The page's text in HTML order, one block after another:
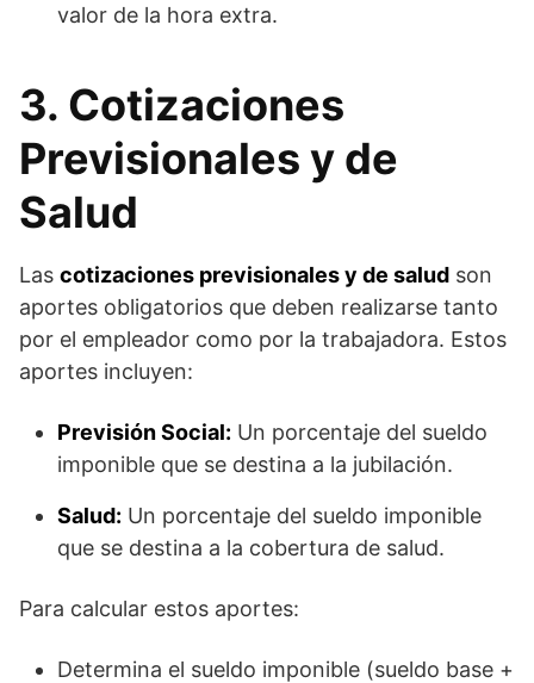
valor de la hora extra.
3. Cotizaciones
Previsionales y de
Salud
Las cotizaciones previsionales y de salud son
aportes obligatorios que deben realizarse tanto
por el empleador como por la trabajadora. Estos
aportes incluyen:
Previsión Social: Un porcentaje del sueldo
imponible que se destina a la jubilación.
Salud: Un porcentaje del sueldo imponible
que se destina a la cobertura de salud.
Para calcular estos aportes:
Determina el sueldo imponible (sueldo base +